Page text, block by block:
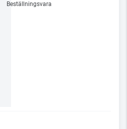
Beställningsvara